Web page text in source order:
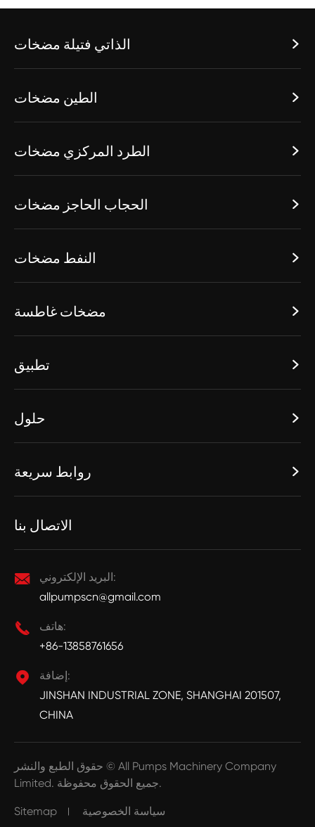
الذاتي فتيلة مضخات 
الطين مضخات 
الطرد المركزي مضخات 
الحجاب الحاجز مضخات 
النفط مضخات 
مضخات غاطسة 
تطبيق 
حلول 
روابط سريعة 
الاتصال بنا

البريد الإلكتروني:
allpumpscn@gmail.com

هاتف:
+86-13858761656

إضافة:
JINSHAN INDUSTRIAL ZONE, SHANGHAI 201507,
CHINA
حقوق الطبع والنشر © All Pumps Machinery Company
Limited.
جميع الحقوق محفوظة.
Sitemap سياسة الخصوصية